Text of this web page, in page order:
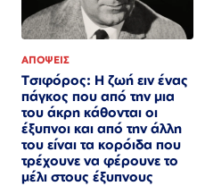
ΑΠΟΨΕΙΣ
Τσιφόρος: Η ζωή ειν ένας
πάγκος που από την μια
του άκρη κάθονται οι
έξυπνοι και από την άλλη
του είναι τα κορόιδα που
τρέχουνε να φέρουνε το
μέλι στους έξυπνους